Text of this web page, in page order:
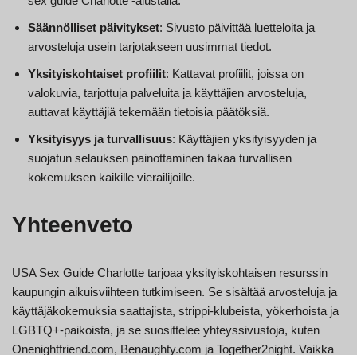
Säännölliset päivitykset: Sivusto päivittää luetteloita ja
arvosteluja usein tarjotakseen uusimmat tiedot.
Yksityiskohtaiset profiilit: Kattavat profiilit, joissa on
valokuvia, tarjottuja palveluita ja käyttäjien arvosteluja,
auttavat käyttäjiä tekemään tietoisia päätöksiä.
Yksityisyys ja turvallisuus: Käyttäjien yksityisyyden ja
suojatun selauksen painottaminen takaa turvallisen
kokemuksen kaikille vierailijoille.
Yhteenveto
USA Sex Guide Charlotte tarjoaa yksityiskohtaisen resurssin
kaupungin aikuisviihteen tutkimiseen. Se sisältää arvosteluja ja
käyttäjäkokemuksia saattajista, strippi-klubeista, yökerhoista ja
LGBTQ+-paikoista, ja se suosittelee yhteyssivustoja, kuten
Onenightfriend.com, Benaughty.com ja Together2night. Vaikka